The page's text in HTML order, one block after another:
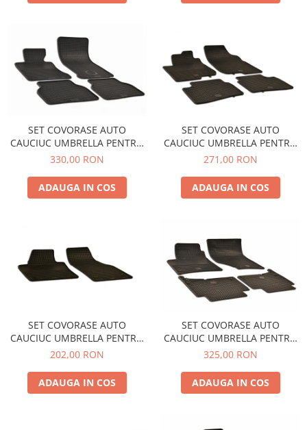
Accesorii LED
Becuri Auto
Piese Auto
Amortizoare Capota
Accesorii Camioane
Accesorii Cabina Camion
Echipamente Electrice si
Echipamente ADR si Utilitare
Uleiuri si Lichide Auto
Aditivi Auto
Aditivi Combustibil
SET COVORASE AUTO
CAUCIUC UMBRELLA PENTRU
BMW 5er (E60/E61) (2004-
330,00 RON
ADAUGA IN COS
SET COVORASE AUTO
CAUCIUC UMBRELLA PENTRU
HYUNDAI I30 - LIMOUSINE
2011)
271,00 RON
ADAUGA IN COS
SET COVORASE AUTO
CAUCIUC UMBRELLA PENTRU
VW CADDY (2003-2015).(2015-
2019) - 2 PCS
202,00 RON
ADAUGA IN COS
SET COVORASE AUTO
CAUCIUC UMBRELLA PENTRU
AUDI Q7 (2005-2015)
325,00 RON
ADAUGA IN COS